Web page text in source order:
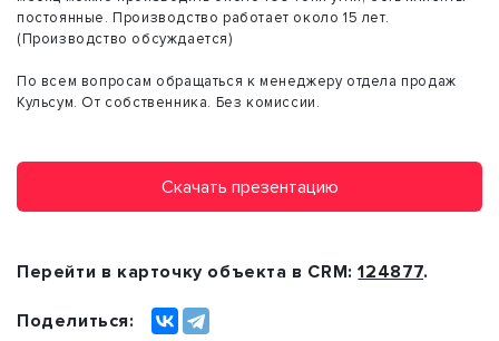
постоянные. Производство работает около 15 лет.
(Производство обсуждается)
По всем вопросам обращаться к менеджеру отдела продаж
Кульсум. От собственника. Без комиссии.
Скачать презентацию
Перейти в карточку объекта в CRM:124877.
Поделиться: